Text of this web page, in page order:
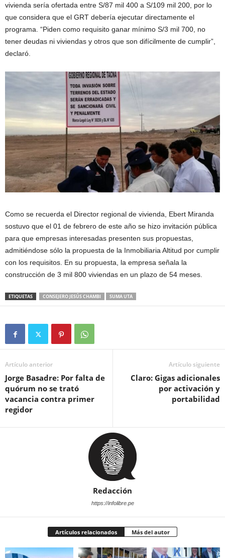
vivienda sería ofertada entre S/87 mil 400 a S/109 mil 200, por lo
que considera que el GRT debería ejecutar directamente el
programa. “Piden como requisito ganar mínimo S/3 mil 700, no
tener deudas ni viviendas y otros que son difícilmente de cumplir”,
declaró.
Como se recuerda el Director regional de vivienda, Ebert Miranda
sostuvo que el 01 de febrero de este año se hizo invitación pública
para que empresas interesadas presenten sus propuestas,
admitiéndose sólo la propuesta de la Inmobiliaria Altitud por cumplir
con los requisitos. En su propuesta, la empresa señala la
construcción de 3 mil 800 viviendas en un plazo de 54 meses.
ETIQUETAS CONSEJERO JESÚS CHAMBI SUMA UTA
Artículo anterior
Jorge Basadre: Por falta de
quórum no se trató
vacancia contra primer
regidor
Artículo siguiente
Claro: Gigas adicionales
por activación y
portabilidad
Redacción
https://infolibre.pe
Artículos relacionados Más del autor